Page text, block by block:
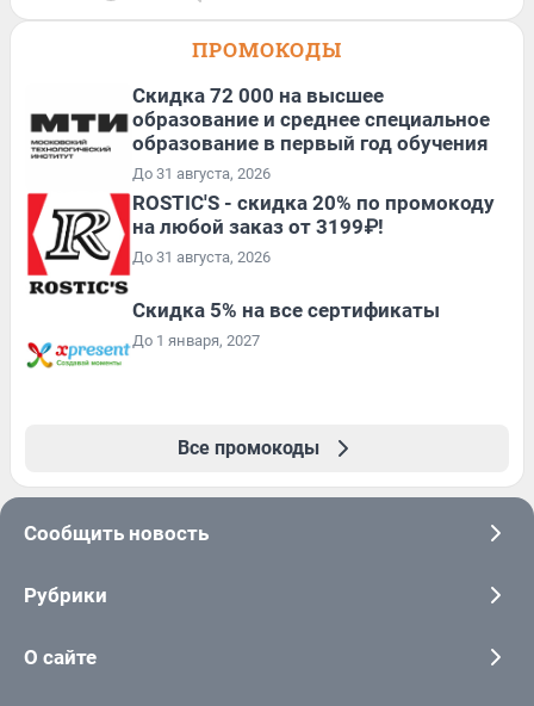
ПРОМОКОДЫ
Скидка 72 000 на высшее
образование и среднее специальное
образование в первый год обучения
До 31 августа, 2026
ROSTIC'S - скидка 20% по промокоду
на любой заказ от 3199₽!
До 31 августа, 2026
Скидка 5% на все сертификаты
До 1 января, 2027
Все промокоды
Сообщить новость
Рубрики
О сайте